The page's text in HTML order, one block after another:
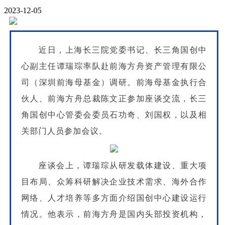
2023-12-05
近日，上海长三院党委书记、长三角国创中
心副主任谭瑞琮率队赴前海方舟资产管理有限公
司（深圳前海母基金）调研。前海母基金执行合
伙人、前海方舟总裁陈文正参加座谈交流，长三
角国创中心管委会委员石功奇、刘国权，以及相
关部门人员参加会议。
座谈会上，谭瑞琮从研发载体建设、重大项
目布局、众筹科研解决企业技术需求、海外合作
网络、人才培养等多方面介绍国创中心建设运行
情况。他表示，前海方舟是国内头部投资机构，